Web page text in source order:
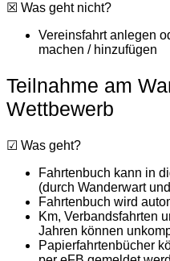
☒ Was geht nicht?
Vereinsfahrt anlegen
machen / hinzufügen
Teilnahme am
Wettbewerb
☑ Was geht?
Fahrtenbuch kann in
(durch Wanderwart
Fahrtenbuch wird
Km, Verbandsfahrten
Jahren können
Papierfahrtenbücher